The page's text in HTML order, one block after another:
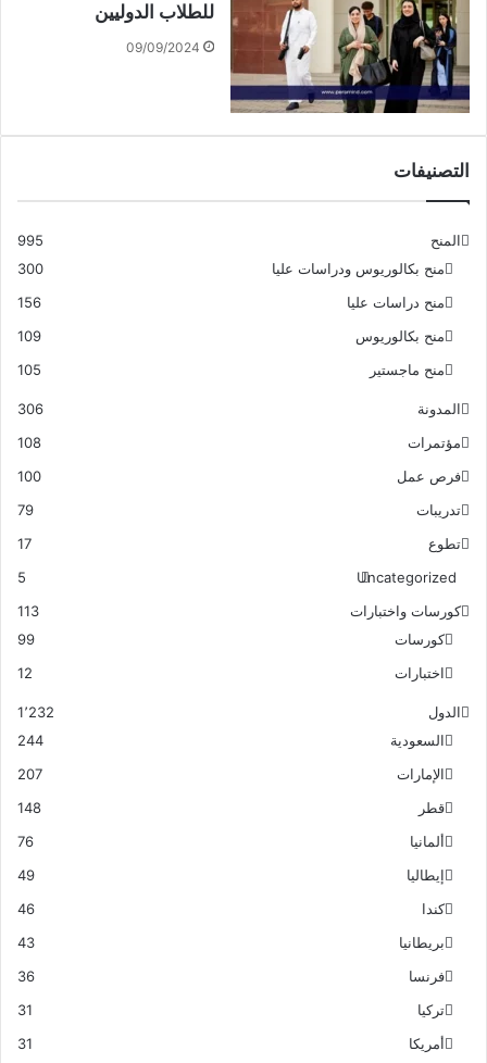
للطلاب الدوليين
09/09/2024
التصنيفات
المنح
995
منح بكالوريوس ودراسات عليا
300
منح دراسات عليا
156
منح بكالوريوس
109
منح ماجستير
105
المدونة
306
مؤتمرات
108
فرص عمل
100
تدريبات
79
تطوع
17
Uncategorized
5
كورسات واختبارات
113
كورسات
99
اختبارات
12
الدول
1٬232
السعودية
244
الإمارات
207
قطر
148
ألمانيا
76
إيطاليا
49
كندا
46
بريطانيا
43
فرنسا
36
تركيا
31
أمريكا
31